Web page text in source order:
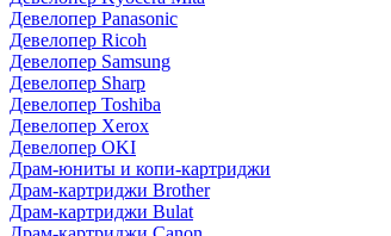
Девелопер Panasonic
Девелопер Ricoh
Девелопер Samsung
Девелопер Sharp
Девелопер Toshiba
Девелопер Xerox
Девелопер OKI
Драм-юниты и копи-картриджи
Драм-картриджи Brother
Драм-картриджи Bulat